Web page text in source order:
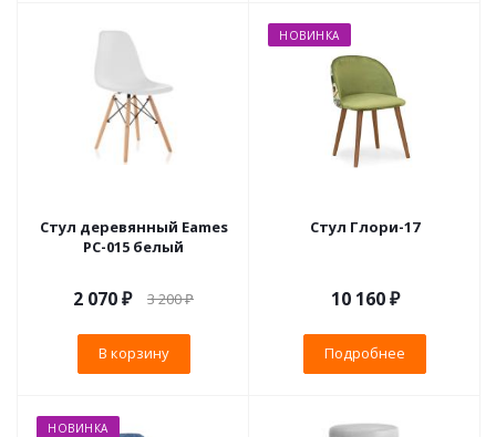
Стул деревянный Eames
PC-015 белый
2 070₽ 3 200₽
В корзину
НОВИНКА
Стул Глори-17
10 160 ₽
Подробнее
НОВИНКА